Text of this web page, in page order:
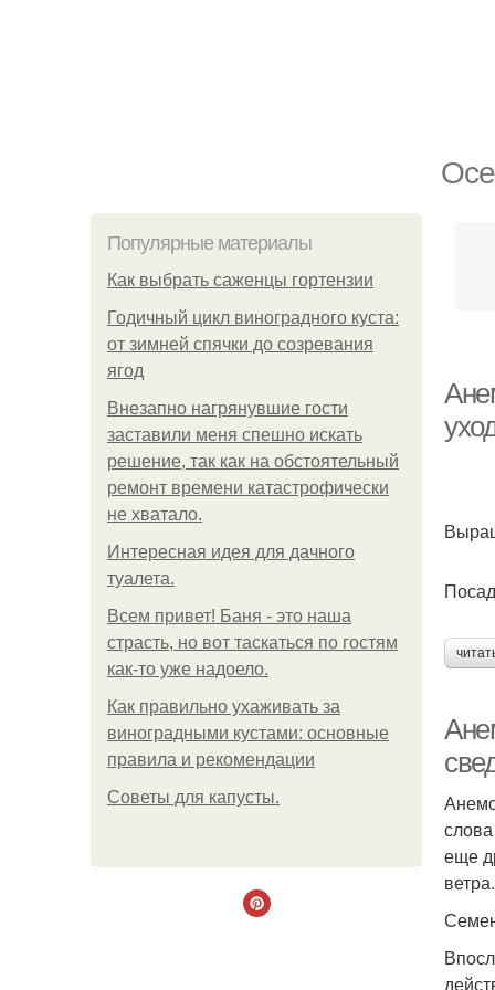
Популярные материалы
Как выбрать саженцы гортензии
Годичный цикл виноградного куста:
от зимней спячки до созревания
ягод
Внезапно нагрянувшие гости
заставили меня спешно искать
решение, так как на обстоятельный
ремонт времени катастрофически
не хватало.
Интересная идея для дачного
туалета.
Всем привет! Баня - это наша
страсть, но вот таскаться по гостям
как-то уже надоело.
Как правильно ухаживать за
виноградными кустами: основные
правила и рекомендации
Советы для капусты.
еще
ветра.